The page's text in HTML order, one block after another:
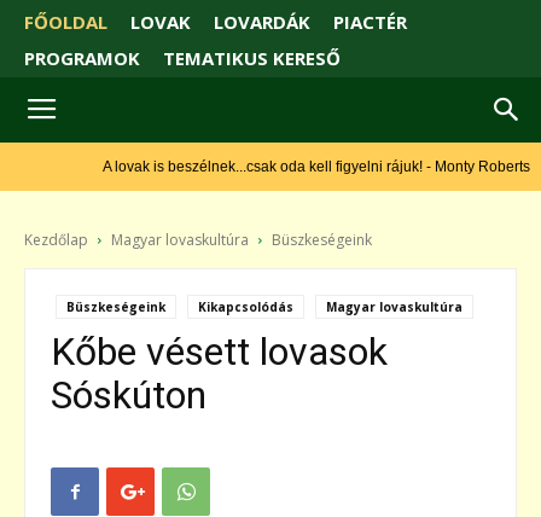
FŐOLDAL LOVAK LOVARDÁK
PIACTÉR
PROGRAMOK
TEMATIKUS KERESŐ
A lovak is beszélnek...csak oda kell figyelni rájuk! - Monty Roberts
Kezdőlap Magyar lovaskultúra Büszkeségeink
Büszkeségeink Kikapcsolódás Magyar lovaskultúra
Kőbe vésett lovasok
Sóskúton